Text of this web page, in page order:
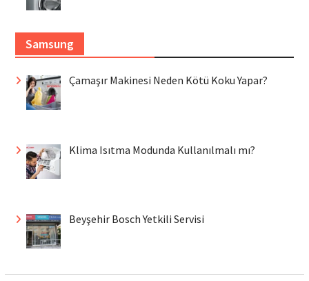
Samsung
Çamaşır Makinesi Neden Kötü Koku Yapar?
Klima Isıtma Modunda Kullanılmalı mı?
Beyşehir Bosch Yetkili Servisi